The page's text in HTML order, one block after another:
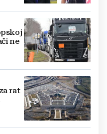
ne
rat